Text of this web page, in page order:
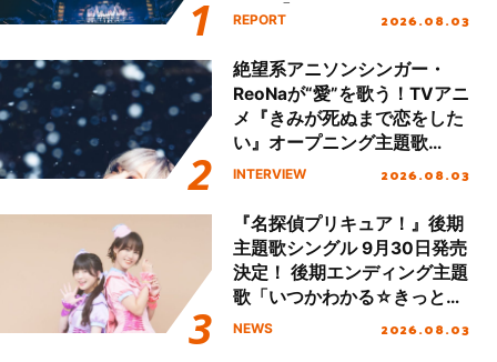
Final「NICE to meet YOU
ート!!
REPORT 2026.08.03
絶望系アニソンシンガー・
ReoNaが“愛”を歌う！TVアニ
メ『きみが死ぬまで恋をした
い』オープニング主題歌
「Amore」インタビュー
INTERVIEW 2026.08.03
『名探偵プリキュア！』後期
主題歌シングル 9月30日発売
決定！ 後期エンディング主題
歌「いつかわかる☆きっとあ
える」TVサイズ先行配信開
NEWS 2026.08.03